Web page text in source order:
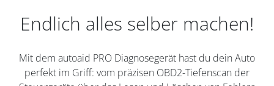
Endlich alles selber machen!
Mit dem autoaid PRO Diagnosegerät hast du dein Auto
perfekt im Griff: vom präzisen OBD2-Tiefenscan der